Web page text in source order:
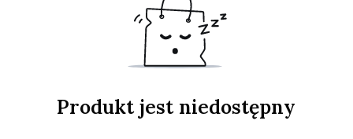
Produkt jest niedostępny